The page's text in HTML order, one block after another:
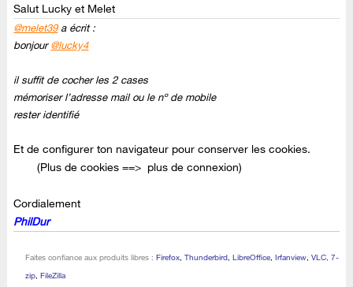
Salut Lucky et Melet
@melet39a écrit :
bonjour@lucky4
il suffit de cocher les 2 cases
mémoriser l’adresse mail ou le nº de mobile
rester identifié
Et de configurer ton navigateur pour conserver les cookies.
(Plus de cookies ==> plus de connexion)
Cordialement
PhilDur
Faites confiance aux produits libres : Firefox,Thunderbird,LibreOffice,Irfanview,VLC, 7-
zip,FileZilla